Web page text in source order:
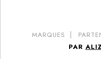
MARQUES
PAR